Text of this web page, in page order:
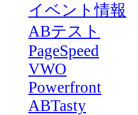
イベント情報
ABテスト
PageSpeed
VWO
Powerfront
ABTasty